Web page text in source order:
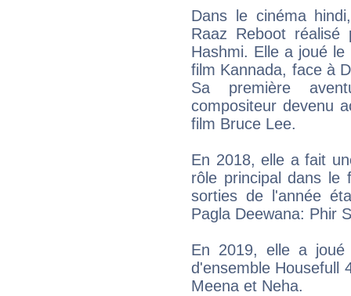
Dans le cinéma
Raaz Reboot
Hashmi. Elle a joué
film Kannada, face à
Sa première
compositeur devenu
film Bruce Lee.
En 2018, elle a fait
rôle principal dans le
sorties de l'année
Pagla Deewana: Phir
En 2019, elle a joué
d'ensemble Housefull
Meena et Neha.